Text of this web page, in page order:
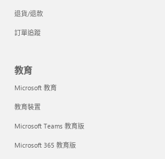
退貨/退款
訂單追蹤
教育
Microsoft 教育
教育裝置
Microsoft Teams 教育版
Microsoft 365 教育版